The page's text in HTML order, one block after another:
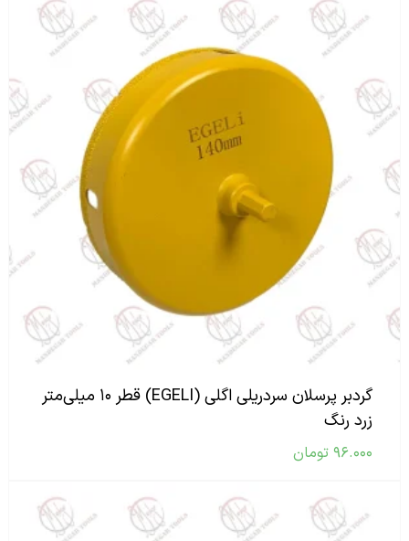
گردبر پرسلان سردریلی اگلی (EGELI) قطر ۱۰ میلی‌متر
زرد رنگ
۹۶.۰۰۰ تومان